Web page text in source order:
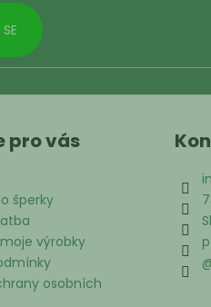
pro vás
šperky
výrobky
osobních